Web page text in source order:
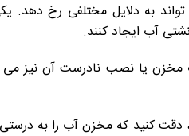
به دلایل مختلفی رخ دهد.
آب ایجاد کنند.
یا نصب نادرست آن نیز
دقت کنید که مخزن آب را به